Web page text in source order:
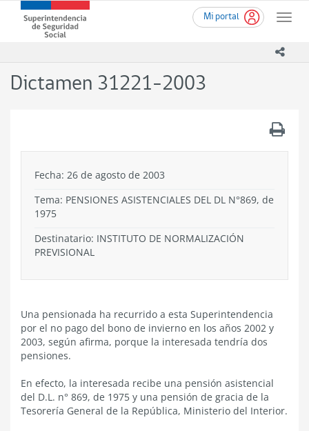
contenido
Mi portal
Toggle
Superintendencia
de
-
Dictamen 31221-2003
Fecha: 26 de agosto de 2003
Tema: PENSIONES ASISTENCIALES DEL DL N°869, de
1975
Destinatario: INSTITUTO DE NORMALIZACIÓN
PREVISIONAL
Una pensionada ha recurrido a esta Superintendencia
por el no pago del bono de invierno en los años 2002 y
2003, según afirma, porque la interesada tendría dos
pensiones.
En efecto, la interesada recibe una pensión asistencial
del D.L. n° 869, de 1975 y una pensión de gracia de la
Tesorería General de la República, Ministerio del Interior.